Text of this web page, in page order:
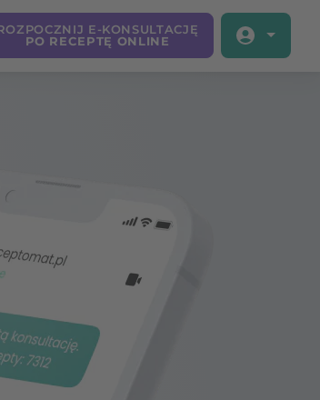
E-KONSULTACJĘ
PO RECEPTĘ ONLINE